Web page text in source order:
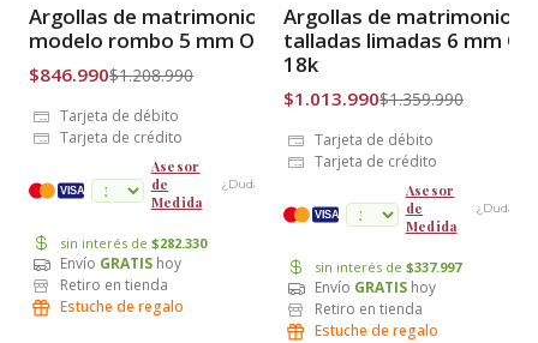
Envío Gratis
Argollas de matrimonio
modelo rombo 5 mm Oro 18k
$846.990$1.208.990
Tarjeta de débito
Tarjeta de crédito
VISA
Asesor
de
Medida
¿Dudas?
sin interés de $282.330
Envío GRATIS hoy
Retiro en tienda
Estuche de regalo
Envío Gratis
Argollas de matrimonio
talladas limadas 6 mm
18k
$1.013.990$1.359.990
Tarjeta de débito
Tarjeta de crédito
VISA
Asesor
de
Medida
¿Dudas?
sin interés de $337.997
Envío GRATIS hoy
Retiro en tienda
Estuche de regalo